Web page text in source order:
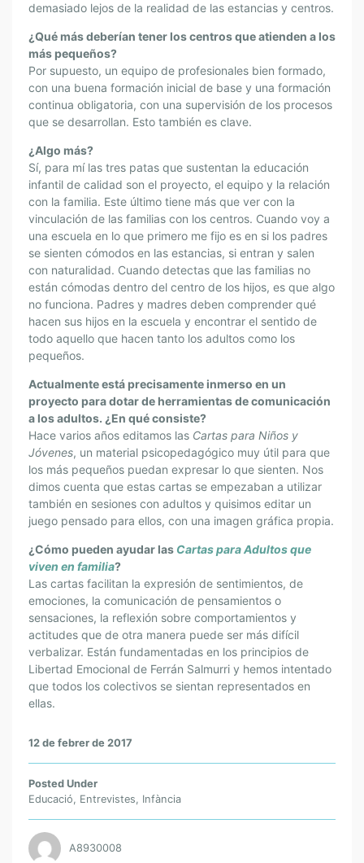
demasiado lejos de la realidad de las estancias y centros.
¿Qué más deberían tener los centros que atienden a los
más pequeños?
Por supuesto, un equipo de profesionales bien formado,
con una buena formación inicial de base y una formación
continua obligatoria, con una supervisión de los procesos
que se desarrollan. Esto también es clave.
¿Algo más?
Sí, para mí las tres patas que sustentan la educación
infantil de calidad son el proyecto, el equipo y la relación
con la familia. Este último tiene más que ver con la
vinculación de las familias con los centros. Cuando voy a
una escuela en lo que primero me fijo es en si los padres
se sienten cómodos en las estancias, si entran y salen
con naturalidad. Cuando detectas que las familias no
están cómodas dentro del centro de los hijos, es que algo
no funciona. Padres y madres deben comprender qué
hacen sus hijos en la escuela y encontrar el sentido de
todo aquello que hacen tanto los adultos como los
pequeños.
Actualmente está precisamente inmerso en un
proyecto para dotar de herramientas de comunicación
a los adultos. ¿En qué consiste?
Hace varios años editamos las Cartas para Niños y
Jóvenes, un material psicopedagógico muy útil para que
los más pequeños puedan expresar lo que sienten. Nos
dimos cuenta que estas cartas se empezaban a utilizar
también en sesiones con adultos y quisimos editar un
juego pensado para ellos, con una imagen gráfica propia.
¿Cómo pueden ayudar las Cartas para Adultos que
viven en familia?
Las cartas facilitan la expresión de sentimientos, de
emociones, la comunicación de pensamientos o
sensaciones, la reflexión sobre comportamientos y
actitudes que de otra manera puede ser más difícil
verbalizar. Están fundamentadas en los principios de
Libertad Emocional de Ferrán Salmurri y hemos intentado
que todos los colectivos se sientan representados en
ellas.
12 de febrer de 2017
Posted Under
Educació, Entrevistes, Infància
A8930008